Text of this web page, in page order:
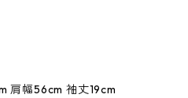
肩幅56cm 袖丈19cm